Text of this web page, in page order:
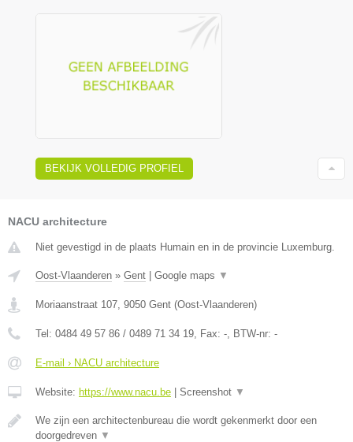
BEKIJK VOLLEDIG PROFIEL
NACU architecture
Niet gevestigd in de plaats Humain en in de provincie Luxemburg.
Oost-Vlaanderen » Gent | Google maps ▼
Moriaanstraat 107 9050 Gent (Oost-Vlaanderen)
Tel: 0484 49 57 86 / 0489 71 34 19 , Fax: - , BTW-nr: -
E-mail › NACU architecture
Website: https://www.nacu.be | Screenshot ▼
We zijn een architectenbureau die wordt gekenmerkt door een
doorgedreven ▼